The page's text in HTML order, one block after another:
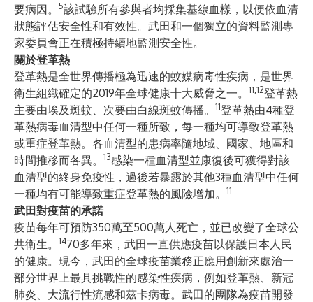
要病因。
5該試驗所有參與者均採集基線血樣，以便依血清
狀態評估安全性和有效性。武田和一個獨立的資料監測專
家委員會正在積極持續地監測安全性。
關於登革熱
登革熱是全世界傳播極為迅速的蚊媒病毒性疾病，是世界
衛生組織確定的2019年全球健康十大威脅之一。
11,12登革熱
主要由埃及斑蚊、次要由白線斑蚊傳播。
11登革熱由4種登
革熱病毒血清型中任何一種所致，每一種均可導致登革熱
或重症登革熱。各血清型的患病率隨地域、國家、地區和
時間推移而各異。
13感染一種血清型並康復後可獲得對該
血清型的終身免疫性，過後若暴露於其他3種血清型中任何
一種均有可能導致重症登革熱的風險增加。
11
武田對疫苗的承諾
疫苗每年可預防350萬至500萬人死亡，並已改變了全球公
共衛生。
1470多年來，武田一直供應疫苗以保護日本人民
的健康。現今，武田的全球疫苗業務正應用創新來處治一
部分世界上最具挑戰性的感染性疾病，例如登革熱、新冠
肺炎、大流行性流感和茲卡病毒。武田的團隊為疫苗開發